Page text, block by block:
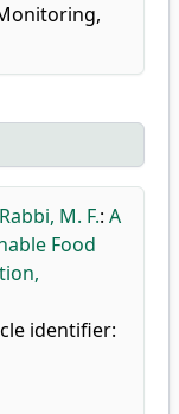
Rabbi, M. F.: A
Food
identifier: